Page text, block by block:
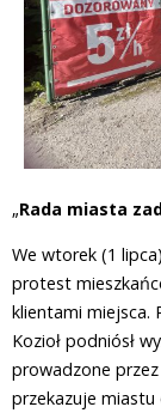
„Rada miasta
We wtorek (1
protest
klientami miejsca.
Kozioł podniósł
prowadzone
przekazuje miastu